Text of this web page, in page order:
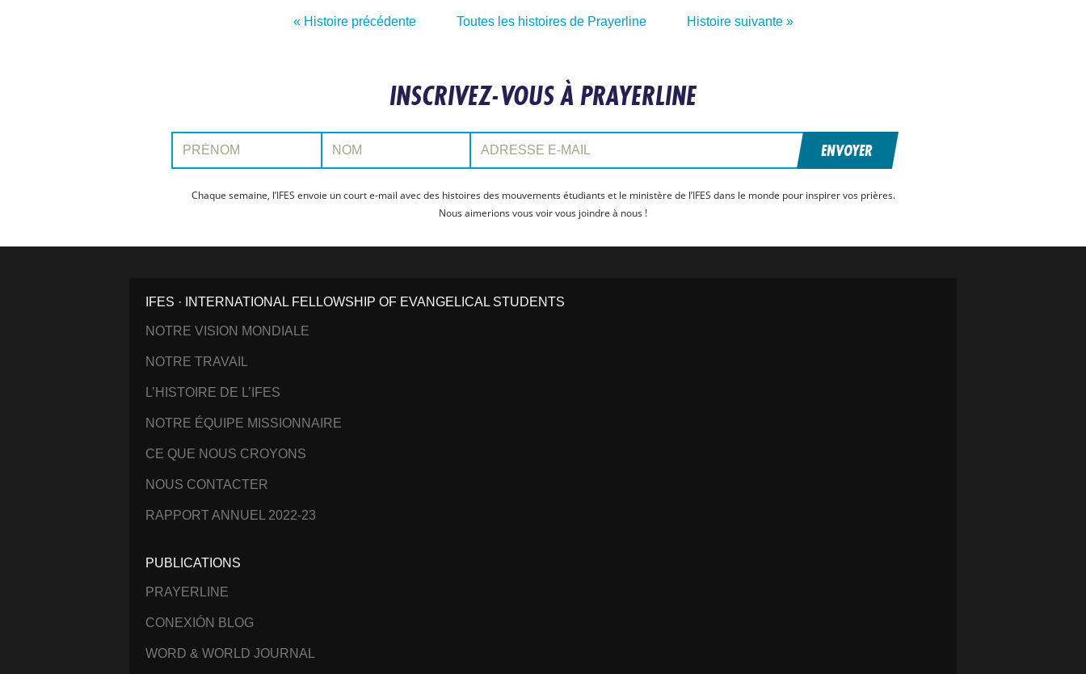
« Histoire précédente Toutes les histoires de Prayerline Histoire suivante »
INSCRIVEZ-VOUS À PRAYERLINE
Prénom: Nom: Adresse e-mail:
ENVOYER
Chaque semaine, l’IFES envoie un court e-mail avec des histoires des mouvements étudiants et le ministère de l’IFES dans le monde pour inspirer vos prières.
Nous aimerions vous voir vous joindre à nous !
IFES · INTERNATIONAL FELLOWSHIP OF EVANGELICAL STUDENTS
NOTRE VISION MONDIALE
NOTRE TRAVAIL
L’HISTOIRE DE L’IFES
NOTRE ÉQUIPE MISSIONNAIRE
CE QUE NOUS CROYONS
NOUS CONTACTER
RAPPORT ANNUEL 2022-23
PUBLICATIONS
PRAYERLINE
CONEXIÓN BLOG
WORD & WORLD JOURNAL